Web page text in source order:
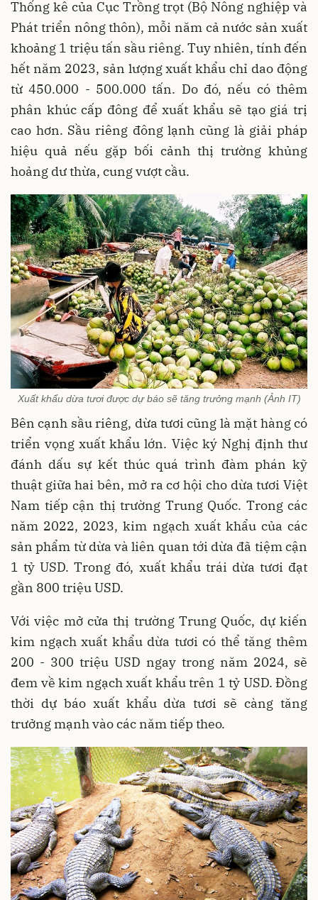
Thống kê của Cục Trồng trọt (Bộ Nông nghiệp và
Phát triển nông thôn), mỗi năm cả nước sản xuất
khoảng 1 triệu tấn sầu riêng. Tuy nhiên, tính đến
hết năm 2023, sản lượng xuất khẩu chỉ dao động
từ 450.000 - 500.000 tấn. Do đó, nếu có thêm
phân khúc cấp đông để xuất khẩu sẽ tạo giá trị
cao hơn. Sầu riêng đông lạnh cũng là giải pháp
hiệu quả nếu gặp bối cảnh thị trường khủng
hoảng dư thừa, cung vượt cầu.
Xuất khẩu dừa tươi được dự báo sẽ tăng trưởng mạnh (Ảnh IT)
Bên cạnh sầu riêng, dừa tươi cũng là mặt hàng có
triển vọng xuất khẩu lớn. Việc ký Nghị định thư
đánh dấu sự kết thúc quá trình đàm phán kỹ
thuật giữa hai bên, mở ra cơ hội cho dừa tươi Việt
Nam tiếp cận thị trường Trung Quốc. Trong các
năm 2022, 2023, kim ngạch xuất khẩu của các
sản phẩm từ dừa và liên quan tới dừa đã tiệm cận
1 tỷ USD. Trong đó, xuất khẩu trái dừa tươi đạt
gần 800 triệu USD.
Với việc mở cửa thị trường Trung Quốc, dự kiến
kim ngạch xuất khẩu dừa tươi có thể tăng thêm
200 - 300 triệu USD ngay trong năm 2024, sẽ
đem về kim ngạch xuất khẩu trên 1 tỷ USD. Đồng
thời dự báo xuất khẩu dừa tươi sẽ càng tăng
trưởng mạnh vào các năm tiếp theo.